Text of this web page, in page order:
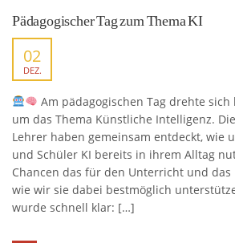
Pädagogischer Tag zum Thema KI
02
DEZ.
Am pädagogischen Tag drehte
um das Thema Künstliche Intelligenz.
Lehrer haben gemeinsam entdeckt, wie
und Schüler KI bereits in ihrem Alltag
Chancen das für den Unterricht und
wie wir sie dabei bestmöglich
wurde schnell klar: […]